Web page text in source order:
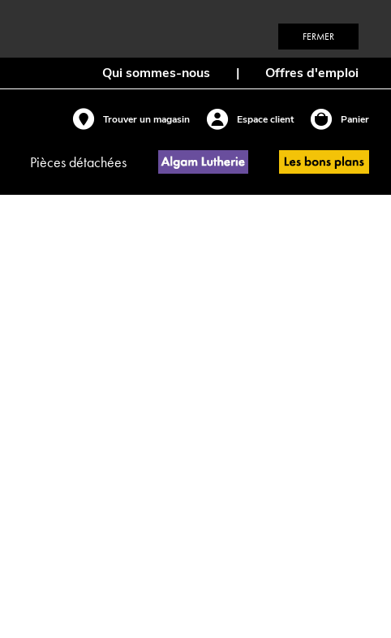
FERMER
Qui sommes-nous | Offres d'emploi
Trouver un magasin Espace client Panier
Pièces détachées